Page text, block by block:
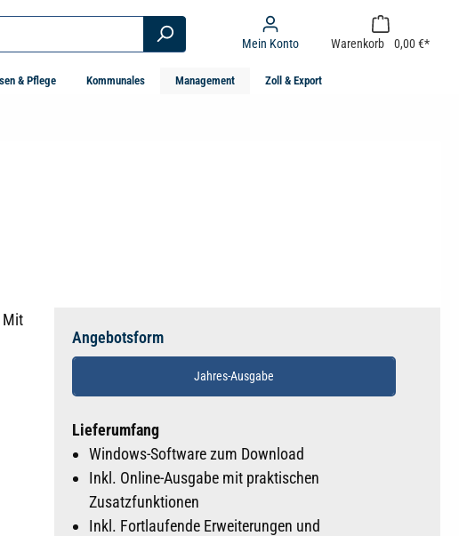
Mein Konto Warenkorb 0,00 €*
& Pflege Kommunales Management Zoll & Export
Mit
Angebotsform
Jahres-Ausgabe
Lieferumfang
Windows-Software zum Download
Inkl. Online-Ausgabe mit praktischen
Zusatzfunktionen
Inkl. Fortlaufende Erweiterungen und